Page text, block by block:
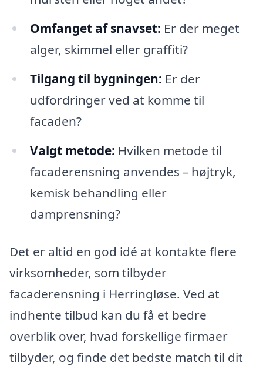
Omfanget af snavset: Er der meget
alger, skimmel eller graffiti?
Tilgang til bygningen: Er der
udfordringer ved at komme til
facaden?
Valgt metode: Hvilken metode til
facaderensning anvendes – højtryk,
kemisk behandling eller
damprensning?
Det er altid en god idé at kontakte flere
virksomheder, som tilbyder
facaderensning i Herringløse. Ved at
indhente tilbud kan du få et bedre
overblik over, hvad forskellige firmaer
tilbyder, og finde det bedste match til dit